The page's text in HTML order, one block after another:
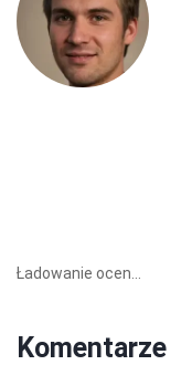
Ładowanie ocen...
Komentarze